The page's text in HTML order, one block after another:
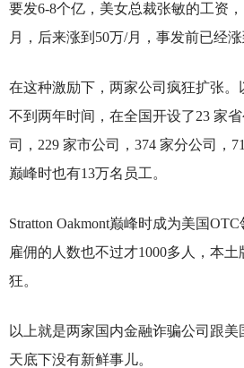
要发6-8个亿，美女总裁张敏的工资
月，后来涨到50万/月，事发前已经涨
在这种激励下，两家公司疯狂扩张。
不到两年时间，在全国开设了23 家
司，229 家市公司，374 家分公司，
巅峰时也有13万名员工。
Stratton Oakmont巅峰时成为美国OTC
雇佣的人数也不过才1000多人，本
狂。
以上就是两家国内金融诈骗公司跟美
天底下没有新鲜事儿。